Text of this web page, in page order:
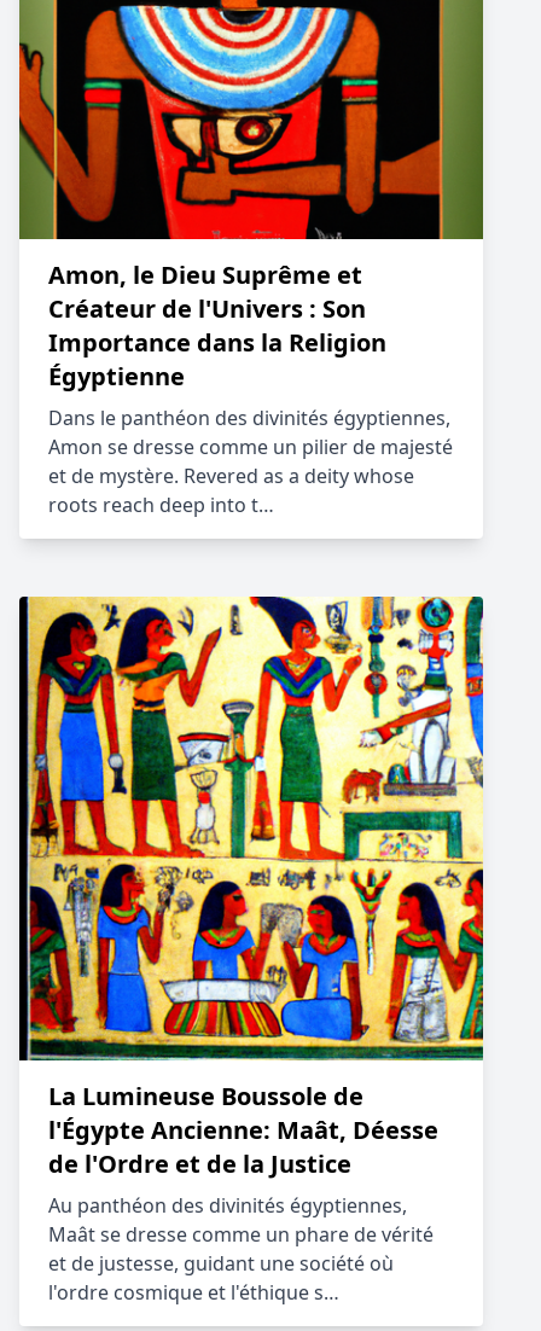
Amon, le Dieu Suprême et
Créateur de l'Univers : Son
Importance dans la Religion
Égyptienne
Dans le panthéon des divinités égyptiennes,
Amon se dresse comme un pilier de majesté
et de mystère. Revered as a deity whose
roots reach deep into t…
La Lumineuse Boussole de
l'Égypte Ancienne: Maât, Déesse
de l'Ordre et de la Justice
Au panthéon des divinités égyptiennes,
Maât se dresse comme un phare de vérité
et de justesse, guidant une société où
l'ordre cosmique et l'éthique s…